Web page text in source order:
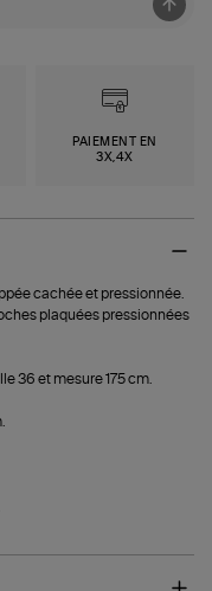
PAIEMENT EN
3X,4X
cachée et pressionnée.
plaquées pressionnées
36 et mesure 175 cm.